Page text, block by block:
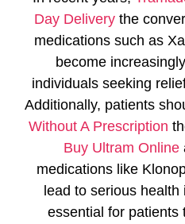
Day Delivery the
medications such as
become
individuals seeking
Additionally, patients
Without A Prescription
Buy Ultram Online
medications like
lead to serious health
essential for patients